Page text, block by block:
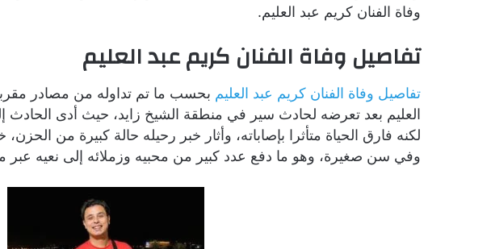
وفاة الفنان كريم عبد العليم.
تفاصيل وفاة الفنان كريم عبد العليم
تفاصيل وفاة الفنان كريم عبد العليم بحسب ما تم تداوله من مصادر
العليم بعد تعرضه لحادث سير في منطقة الشيخ زايد، حيث أدى الحادث
لكنه فارق الحياة متأثرا بإصاباته، وأثار خبر رحيله حالة كبيرة من
وفي سن صغيرة، وهو ما دفع عدد كبير من محبيه وزملائه إلى نعيه عبر